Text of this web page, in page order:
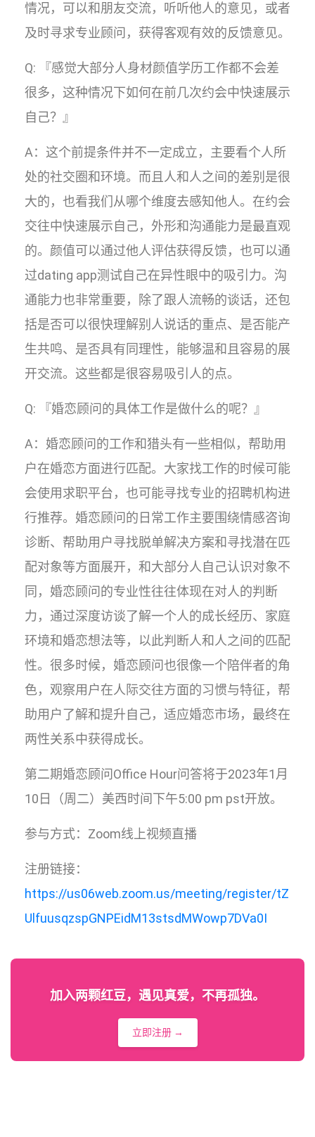
情况，可以和朋友交流，听听他人的意见，或者
及时寻求专业顾问，获得客观有效的反馈意见。
Q: 『感觉大部分人身材颜值学历工作都不会差
很多，这种情况下如何在前几次约会中快速展示
自己？』
A：这个前提条件并不一定成立，主要看个人所
处的社交圈和环境。而且人和人之间的差别是很
大的，也看我们从哪个维度去感知他人。在约会
交往中快速展示自己，外形和沟通能力是最直观
的。颜值可以通过他人评估获得反馈，也可以通
过dating app测试自己在异性眼中的吸引力。沟
通能力也非常重要，除了跟人流畅的谈话，还包
括是否可以很快理解别人说话的重点、是否能产
生共鸣、是否具有同理性，能够温和且容易的展
开交流。这些都是很容易吸引人的点。
Q: 『婚恋顾问的具体工作是做什么的呢？』
A：婚恋顾问的工作和猎头有一些相似，帮助用
户在婚恋方面进行匹配。大家找工作的时候可能
会使用求职平台，也可能寻找专业的招聘机构进
行推荐。婚恋顾问的日常工作主要围绕情感咨询
诊断、帮助用户寻找脱单解决方案和寻找潜在匹
配对象等方面展开，和大部分人自己认识对象不
同，婚恋顾问的专业性往往体现在对人的判断
力，通过深度访谈了解一个人的成长经历、家庭
环境和婚恋想法等，以此判断人和人之间的匹配
性。很多时候，婚恋顾问也很像一个陪伴者的角
色，观察用户在人际交往方面的习惯与特征，帮
助用户了解和提升自己，适应婚恋市场，最终在
两性关系中获得成长。
第二期婚恋顾问Office Hour问答将于2023年1月
10日（周二）美西时间下午5:00 pm pst开放。
参与方式：Zoom线上视频直播
注册链接：
https://us06web.zoom.us/meeting/register/tZ
UlfuusqzspGNPEidM13stsdMWowp7DVa0I
加入两颗红豆，遇见真爱，不再孤独。
立即注册 →